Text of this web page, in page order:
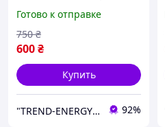
микрофоном и FM-радио
водонепроницаемая
черная
Готово к отправке
600₴
750 ₴
Купить
"TREND-ENERGY" Интернет-магазин аксессуаров к смартфонам и компьютерам 92%